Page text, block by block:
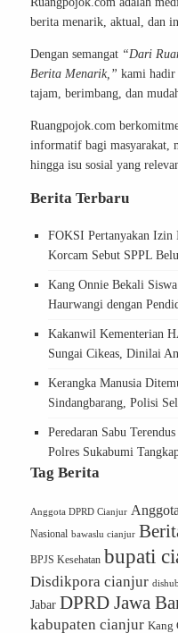
berita menarik, aktual, dan
Dengan semangat “Dari
Berita Menarik,” kami hadir
tajam, berimbang, dan
Ruangpojok.com
informatif bagi masyarakat,
hingga isu sosial yang
Berita Terbaru
FOKSI Pertanyakan Izin
Korcam Sebut SPPL
Kang Onnie Bekali
Haurwangi dengan
Kakanwil Kementerian
Sungai Cikeas, Dinilai
Kerangka Manusia
Sindangbarang, Polisi
Peredaran Sabu
Polres Sukabumi
Tag Berita
Anggota DPRD Cianjur
Nasional bawaslu cianjur
BPJS Kesehatan bupati
Disdikpora cianjur
Jabar DPRD Jawa
kabupaten cianjur Kang